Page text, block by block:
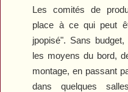
Les comités de
place à ce qui peut
jpopisé". Sans
les moyens du bord,
montage, en passant
dans quelques